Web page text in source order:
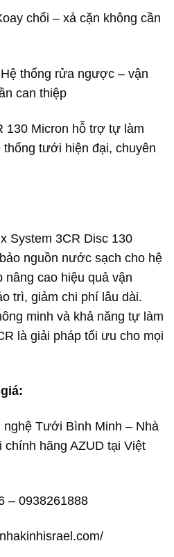
– xả cặn không cần
rửa ngược – vận
can thiệp
130 Micron hỗ trợ tự làm
tưới hiện đại, chuyên
System 3CR Disc 130
nguồn nước sạch cho hệ
cao hiệu quả vận
trì, giảm chi phí lâu dài.
minh và khả năng tự làm
là giải pháp tối ưu cho mọi
nghệ Tưới Bình Minh – Nhà
chính hãng AZUD tại Việt
– 0938261888